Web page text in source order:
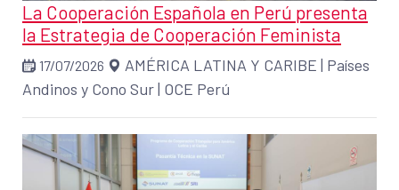
La Cooperación Española en Perú presenta
la Estrategia de Cooperación Feminista
17/07/2026 AMÉRICA LATINA Y CARIBE | Países
Andinos y Cono Sur| OCE Perú